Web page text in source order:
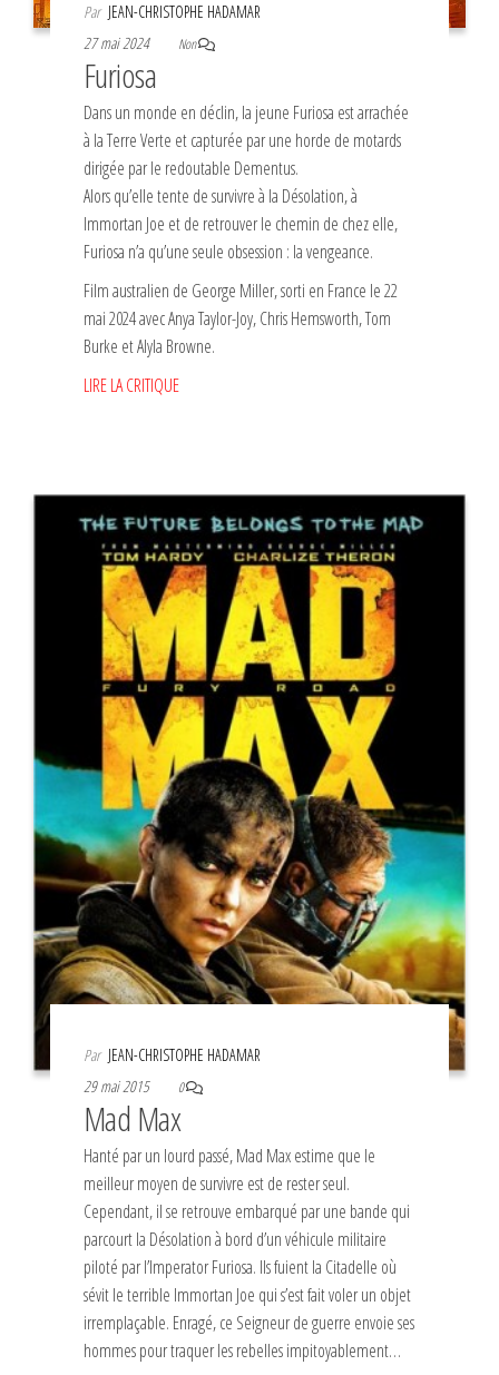
Par JEAN-CHRISTOPHE HADAMAR
27 mai 2024
Non
Furiosa
Dans un monde en déclin, la jeune Furiosa est arrachée
à la Terre Verte et capturée par une horde de motards
dirigée par le redoutable Dementus.
Alors qu’elle tente de survivre à la Désolation, à
Immortan Joe et de retrouver le chemin de chez elle,
Furiosa n’a qu’une seule obsession : la vengeance.
Film australien de George Miller, sorti en France le 22
mai 2024 avec Anya Taylor-Joy, Chris Hemsworth, Tom
Burke et Alyla Browne.
LIRE LA CRITIQUE
Par JEAN-CHRISTOPHE HADAMAR
29 mai 2015
0
Mad Max
Hanté par un lourd passé, Mad Max estime que le
meilleur moyen de survivre est de rester seul.
Cependant, il se retrouve embarqué par une bande qui
parcourt la Désolation à bord d’un véhicule militaire
piloté par l’Imperator Furiosa. Ils fuient la Citadelle où
sévit le terrible Immortan Joe qui s’est fait voler un objet
irremplaçable. Enragé, ce Seigneur de guerre envoie ses
hommes pour traquer les rebelles impitoyablement…